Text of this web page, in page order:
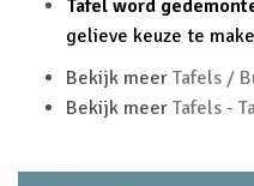
Tafel word
gelieve keuze te
Bekijk meer Tafels /
Bekijk meer Tafels -